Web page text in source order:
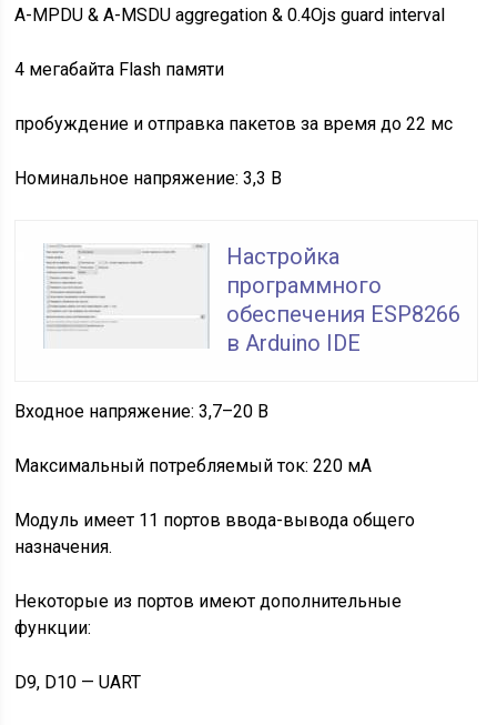
A-MPDU & A-MSDU aggregation & 0.4Ојs guard interval
4 мегабайта Flash памяти
пробуждение и отправка пакетов за время до 22 мс
Номинальное напряжение: 3,3 В
Настройка
программного
обеспечения ESP8266
в Arduino IDE
Входное напряжение: 3,7–20 В
Максимальный потребляемый ток: 220 мА
Модуль имеет 11 портов ввода-вывода общего
назначения.
Некоторые из портов имеют дополнительные
функции:
D9, D10 — UART